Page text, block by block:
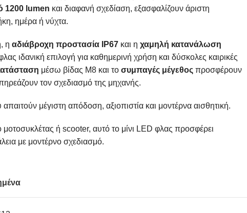
1200 lumen και διαφανή σχεδίαση, εξασφαλίζουν άριστη
ημέρα ή νύχτα.
, η αδιάβροχη προστασία IP67 και η χαμηλή κατανάλωση
ιδανική επιλογή για καθημερινή χρήση και δύσκολες καιρικές
μέσω βίδας M8 και το συμπαγές μέγεθος προσφέρουν
τον σχεδιασμό της μηχανής.
απαιτούν μέγιστη απόδοση, αξιοπιστία και μοντέρνα αισθητική.
μοτοσυκλέτας ή scooter, αυτό το μίνι LED φλας προσφέρει
με μοντέρνο σχεδιασμό.